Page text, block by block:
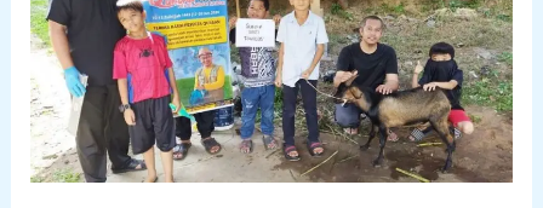
Muslim
1445H